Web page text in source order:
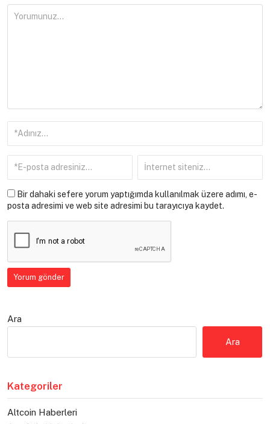
Bir dahaki sefere yorum yaptığımda kullanılmak üzere adımı, e-
posta adresimi ve web site adresimi bu tarayıcıya kaydet.
Ara
Ara
Kategoriler
Altcoin Haberleri